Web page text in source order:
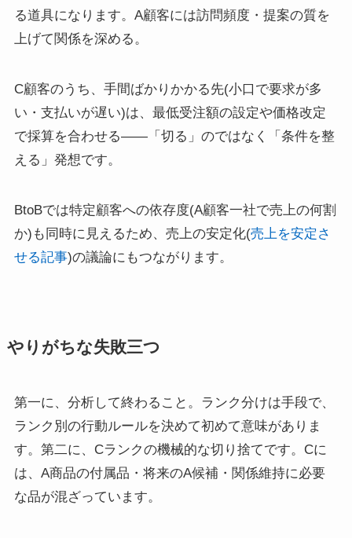
る道具になります。A顧客には訪問頻度・提案の質を
上げて関係を深める。
C顧客のうち、手間ばかりかかる先(小口で要求が多
い・支払いが遅い)は、最低受注額の設定や価格改定
で採算を合わせる――「切る」のではなく「条件を整
える」発想です。
BtoBでは特定顧客への依存度(A顧客一社で売上の何割
か)も同時に見えるため、売上の安定化(売上を安定さ
せる記事)の議論にもつながります。
やりがちな失敗三つ
第一に、分析して終わること。ランク分けは手段で、
ランク別の行動ルールを決めて初めて意味がありま
す。第二に、Cランクの機械的な切り捨てです。Cに
は、A商品の付属品・将来のA候補・関係維持に必要
な品が混ざっています。